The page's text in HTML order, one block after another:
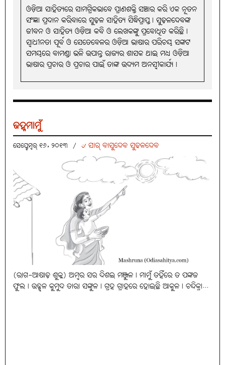
ଓଡ଼ିଆ ସାହିତ୍ୟରେ ସାମଗ୍ରିକଭାବେ ପ୍ରାଣଶକ୍ତି ସଞ୍ଚାର କରି ଏକ ନୂତନ
ସଂଜ୍ଞା ପ୍ରଦାନ କରିବାରେ ସୁଢ଼ଳ ସାହିତ୍ୟ ସିଦ୍ଧିପ୍ରାପ୍ତ। ସୁଢ଼ଳଦେବଙ୍କ
ଜୀବନ ଓ ସାହିତ୍ୟ ଓଡ଼ିଆ କବି ଓ ଲେଖକଙ୍କୁ ପ୍ରବୋଧିତ କରିଛି।
ସ୍ବାଧୀନତା ପୂର୍ବ ଓ ସେତେବେଳର ଓଡ଼ିଆ ଭାଷାର ପରିଚୟ ସଙ୍କଟ
ସମୟରେ ବାମଣ୍ଡା ଭଳି ଉପାନ୍ତ ରାଜ୍ୟର ଶାସକ ଥାଇ ମଧ୍ୟ ଓଡ଼ିଆ
ଭାଷାର ପ୍ରଚାର ଓ ପ୍ରଚାର ପାଇଁ ତାଙ୍କ ଉଦ୍ୟମ ଅନସ୍ବୀକାର୍ଯ୍ୟ।
ଜହ୍ନମାମୁଁ
ସେପ୍ଟେମ୍ବର୍ ୧୬, ୨୦୧୩ / ୰ ସାର୍‌ ବାସୁଦେବ ସୁଢଳଦେବ
(ରାଗ-ଆଷାଢ଼ ଶୁକ୍ଳ) ଅମ୍ବର ସର ଦିଶଇ ମଞ୍ଜୁଳ। ମାମୁଁ ତହିଁରେ ତ ପଙ୍କଜ
ଫୁଲ। ଉଜ୍ଜ୍ୱଳ କୁମୁଦ ତାରା ସଙ୍କୁଳ। ଗ୍ରହ ଗ୍ରାହରେ ହୋଇଛି ଆକୁଳ। ଚନ୍ଦିକ୍ରା...